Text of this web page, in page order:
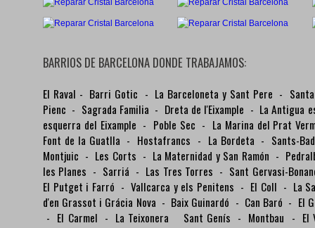
BARRIOS DE BARCELONA DONDE TRABAJAMOS:
El Raval - Barri Gotic - La Barceloneta y Sant Pere -
Pienc - Sagrada Familia - Dreta de l'Eixample - La Antigua
esquerra del Eixample - Poble Sec - La Marina del Prat
Font de la Guatlla - Hostafrancs - La Bordeta - Sants-
Montjuic - Les Corts - La Maternidad y San Ramón -
les Planes - Sarriá - Las Tres Torres - Sant Gervasi-
El Putget i Farró - Vallcarca y els Penitens - El Coll - La
d'en Grassot i Grácia Nova - Baix Guinardó - Can Baró - El
- El Carmel - La Teixonera Sant Genís - Montbau - El